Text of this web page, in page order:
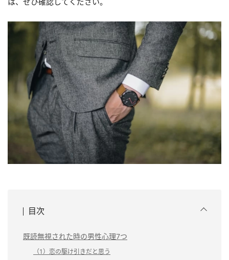
目次
既読無視された時の男性心理7つ
（1）恋の駆け引きだと思う